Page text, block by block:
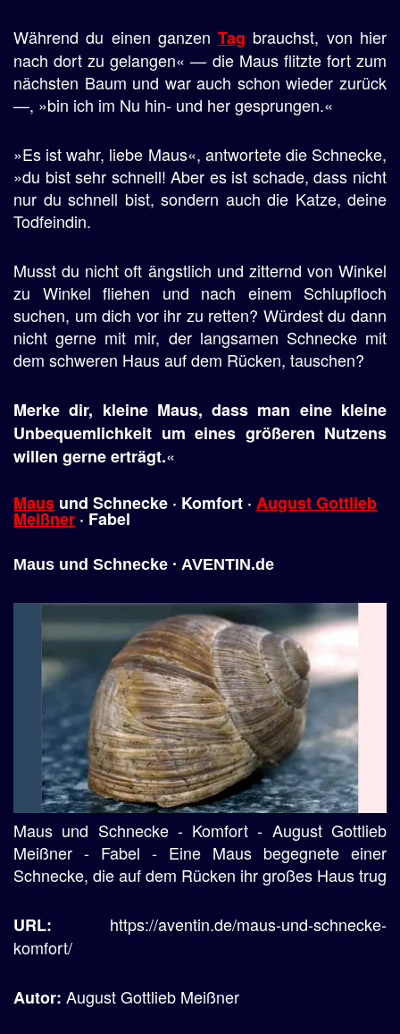
Während du einen ganzenTag brauchst, von hier
nach dort zu gelangen« — die Maus flitzte fort zum
nächsten Baum und war auch schon wieder zurück
—, »bin ich im Nu hin- und her gesprungen.«
»Es ist wahr, liebe Maus«, antwortete die Schnecke,
»du bist sehr schnell! Aber es ist schade, dass nicht
nur du schnell bist, sondern auch die Katze, deine
Todfeindin.
Musst du nicht oft ängstlich und zitternd von Winkel
zu Winkel fliehen und nach einem Schlupfloch
suchen, um dich vor ihr zu retten? Würdest du dann
nicht gerne mit mir, der langsamen Schnecke mit
dem schweren Haus auf dem Rücken, tauschen?
Merke dir, kleine Maus, dass man eine kleine
Unbequemlichkeit um eines größeren Nutzens
willen gerne erträgt.«
Maus und Schnecke · Komfort · August Gottlieb
Meißner · Fabel
Maus und Schnecke · AVENTIN.de
Maus und Schnecke - Komfort - August Gottlieb
Meißner - Fabel - Eine Maus begegnete einer
Schnecke, die auf dem Rücken ihr großes Haus trug
URL: https://aventin.de/maus-und-schnecke-
komfort/
Autor: August Gottlieb Meißner